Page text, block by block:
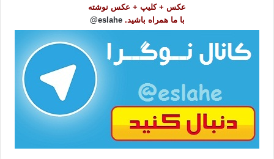
عکس + کلیپ + عکس نوشته
با ما همراه باشید. eslahe@